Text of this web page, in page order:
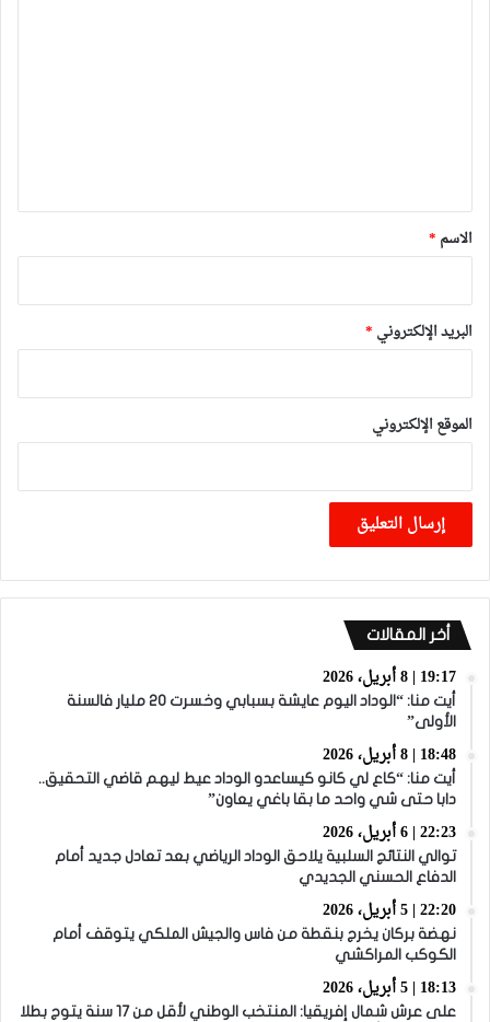
*
الاسم *
البريد الإلكتروني *
الموقع الإلكتروني
أخر المقالات
19:17 | 8 أبريل، 2026
أيت منا: “الوداد اليوم عايشة بسبابي وخسرت 20 مليار فالسنة
الأولى”
18:48 | 8 أبريل، 2026
أيت منا: “كاع لي كانو كيساعدو الوداد عيط ليهم قاضي التحقيق..
دابا حتى شي واحد ما بقا باغي يعاون”
22:23 | 6 أبريل، 2026
توالي النتائج السلبية يلاحق الوداد الرياضي بعد تعادل جديد أمام
الدفاع الحسني الجديدي
22:20 | 5 أبريل، 2026
نهضة بركان يخرج بنقطة من فاس والجيش الملكي يتوقف أمام
الكوكب المراكشي
18:13 | 5 أبريل، 2026
على عرش شمال إفريقيا: المنتخب الوطني لأقل من 17 سنة يتوج بطلا